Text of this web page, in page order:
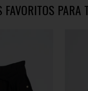
FAVORITOS PARA